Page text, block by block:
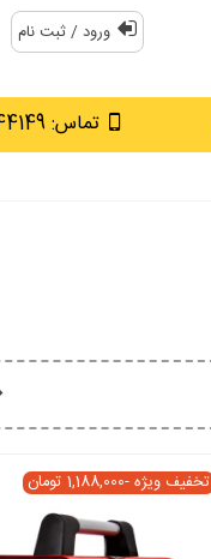
ورود / ثبت نام
تماس: 04134444149
تخفیف ویژه-1,188,000 تومان